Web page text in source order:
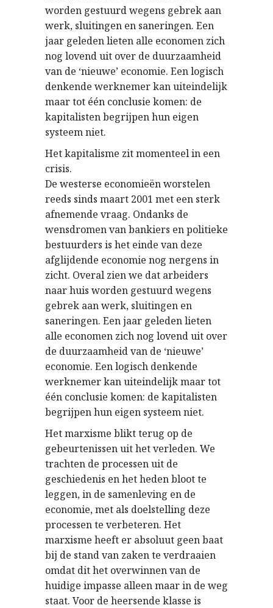
worden gestuurd wegens gebrek aan
werk, sluitingen en saneringen. Een
jaar geleden lieten alle economen zich
nog lovend uit over de duurzaamheid
van de ‘nieuwe’ economie. Een logisch
denkende werknemer kan uiteindelijk
maar tot één conclusie komen: de
kapitalisten begrijpen hun eigen
systeem niet.
Het kapitalisme zit momenteel in een
crisis.
De westerse economieën worstelen
reeds sinds maart 2001 met een sterk
afnemende vraag. Ondanks de
wensdromen van bankiers en politieke
bestuurders is het einde van deze
afglijdende economie nog nergens in
zicht. Overal zien we dat arbeiders
naar huis worden gestuurd wegens
gebrek aan werk, sluitingen en
saneringen. Een jaar geleden lieten
alle economen zich nog lovend uit over
de duurzaamheid van de ‘nieuwe’
economie. Een logisch denkende
werknemer kan uiteindelijk maar tot
één conclusie komen: de kapitalisten
begrijpen hun eigen systeem niet.
Het marxisme blikt terug op de
gebeurtenissen uit het verleden. We
trachten de processen uit de
geschiedenis en het heden bloot te
leggen, in de samenleving en de
economie, met als doelstelling deze
processen te verbeteren. Het
marxisme heeft er absoluut geen baat
bij de stand van zaken te verdraaien
omdat dit het overwinnen van de
huidige impasse alleen maar in de weg
staat. Voor de heersende klasse is